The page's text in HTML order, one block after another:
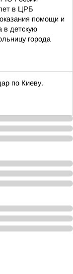
в ЦРБ
помощи и
в детскую
города
по Киеву.